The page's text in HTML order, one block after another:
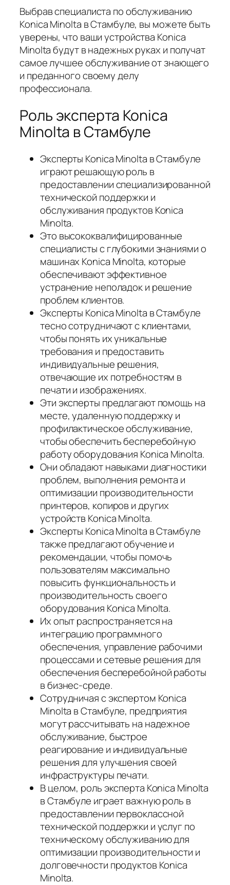
Выбрав специалиста по обслуживанию
Konica Minolta в Стамбуле, вы можете быть
уверены, что ваши устройства Konica
Minolta будут в надежных руках и получат
самое лучшее обслуживание от знающего
и преданного своему делу
профессионала.
Роль эксперта Konica
Minolta в Стамбуле
Эксперты Konica Minolta в Стамбуле
играют решающую роль в
предоставлении специализированной
технической поддержки и
обслуживания продуктов Konica
Minolta.
Это высококвалифицированные
специалисты с глубокими знаниями о
машинах Konica Minolta, которые
обеспечивают эффективное
устранение неполадок и решение
проблем клиентов.
Эксперты Konica Minolta в Стамбуле
тесно сотрудничают с клиентами,
чтобы понять их уникальные
требования и предоставить
индивидуальные решения,
отвечающие их потребностям в
печати и изображениях.
Эти эксперты предлагают помощь на
месте, удаленную поддержку и
профилактическое обслуживание,
чтобы обеспечить бесперебойную
работу оборудования Konica Minolta.
Они обладают навыками диагностики
проблем, выполнения ремонта и
оптимизации производительности
принтеров, копиров и других
устройств Konica Minolta.
Эксперты Konica Minolta в Стамбуле
также предлагают обучение и
рекомендации, чтобы помочь
пользователям максимально
повысить функциональность и
производительность своего
оборудования Konica Minolta.
Их опыт распространяется на
интеграцию программного
обеспечения, управление рабочими
процессами и сетевые решения для
обеспечения бесперебойной работы
в бизнес-среде.
Сотрудничая с экспертом Konica
Minolta в Стамбуле, предприятия
могут рассчитывать на надежное
обслуживание, быстрое
реагирование и индивидуальные
решения для улучшения своей
инфраструктуры печати.
В целом, роль эксперта Konica Minolta
в Стамбуле играет важную роль в
предоставлении первоклассной
технической поддержки и услуг по
техническому обслуживанию для
оптимизации производительности и
долговечности продуктов Konica
Minolta.